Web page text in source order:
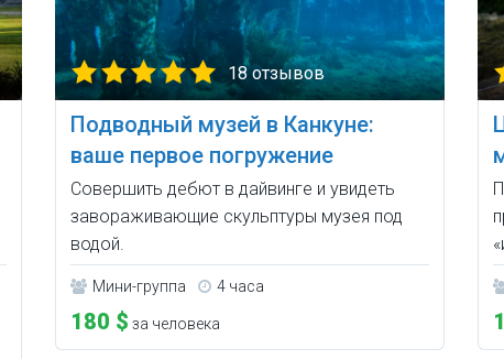
18 отзывов
Подводный музей в Канкуне:
ваше первое погружение
Совершить дебют в дайвинге и увидеть
завораживающие скульптуры музея под
водой.
Мини-группа 4 часа
180 $ за человека